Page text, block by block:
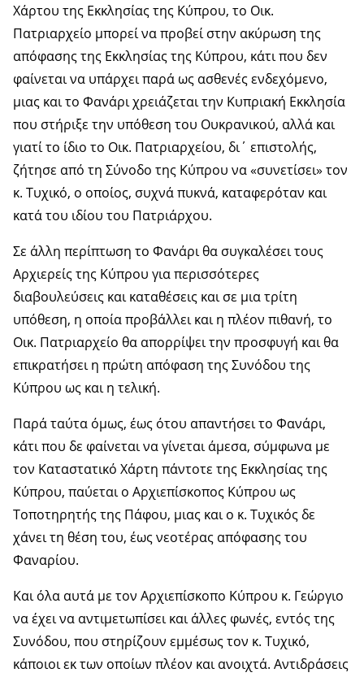
Χάρτου της Εκκλησίας της Κύπρου, το Οικ.
Πατριαρχείο μπορεί να προβεί στην ακύρωση της
απόφασης της Εκκλησίας της Κύπρου, κάτι που δεν
φαίνεται να υπάρχει παρά ως ασθενές ενδεχόμενο,
μιας και το Φανάρι χρειάζεται την Κυπριακή Εκκλησία
που στήριξε την υπόθεση του Ουκρανικού, αλλά και
γιατί το ίδιο το Οικ. Πατριαρχείου, δι΄ επιστολής,
ζήτησε από τη Σύνοδο της Κύπρου να «συνετίσει» τον
κ. Τυχικό, ο οποίος, συχνά πυκνά, καταφερόταν και
κατά του ιδίου του Πατριάρχου.
Σε άλλη περίπτωση το Φανάρι θα συγκαλέσει τους
Αρχιερείς της Κύπρου για περισσότερες
διαβουλεύσεις και καταθέσεις και σε μια τρίτη
υπόθεση, η οποία προβάλλει και η πλέον πιθανή, το
Οικ. Πατριαρχείο θα απορρίψει την προσφυγή και θα
επικρατήσει η πρώτη απόφαση της Συνόδου της
Κύπρου ως και η τελική.
Παρά ταύτα όμως, έως ότου απαντήσει το Φανάρι,
κάτι που δε φαίνεται να γίνεται άμεσα, σύμφωνα με
τον Καταστατικό Χάρτη πάντοτε της Εκκλησίας της
Κύπρου, παύεται ο Αρχιεπίσκοπος Κύπρου ως
Τοποτηρητής της Πάφου, μιας και ο κ. Τυχικός δε
χάνει τη θέση του, έως νεοτέρας απόφασης του
Φαναρίου.
Και όλα αυτά με τον Αρχιεπίσκοπο Κύπρου κ. Γεώργιο
να έχει να αντιμετωπίσει και άλλες φωνές, εντός της
Συνόδου, που στηρίζουν εμμέσως τον κ. Τυχικό,
κάποιοι εκ των οποίων πλέον και ανοιχτά. Αντιδράσεις